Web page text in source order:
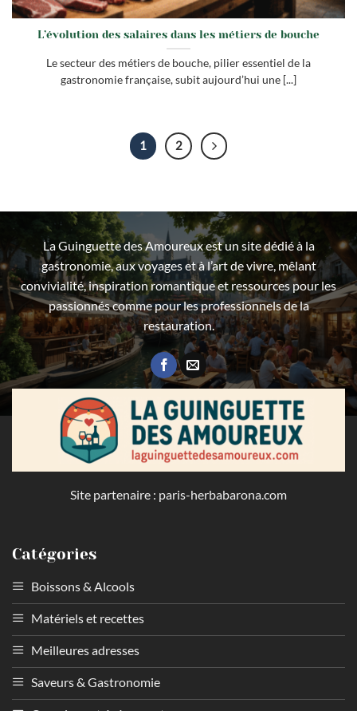
L’évolution des salaires dans les métiers de bouche
Le secteur des métiers de bouche, pilier essentiel de la
gastronomie française, subit aujourd’hui une [...]
1 2
La Guinguette des Amoureux est un site dédié à la
gastronomie, aux voyages et à l’art de vivre, mêlant
convivialité, inspiration romantique et ressources pour les
passionnés comme pour les professionnels de la
restauration.
Site partenaire : paris-herbabarona.com
Catégories
Boissons & Alcools
Matériels et recettes
Meilleures adresses
Saveurs & Gastronomie